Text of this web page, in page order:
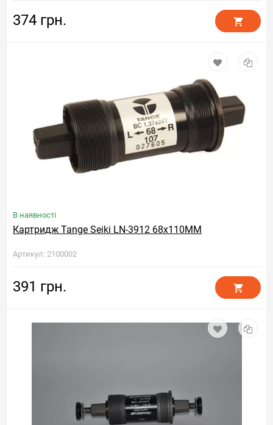
374 грн.
В наявності
Картридж Tange Seiki LN-3912 68x110MM
Артикул: 2100002
391 грн.